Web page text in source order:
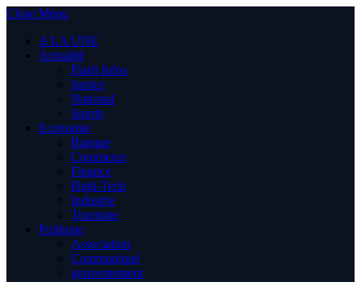
Close Menu
A LA UNE
Actualité
Flash Infos
Justice
National
Sports
Economie
Banque
Commerce
Finance
High-Tech
Industrie
Tourisme
Politique
Association
Communiqué
gouvernement